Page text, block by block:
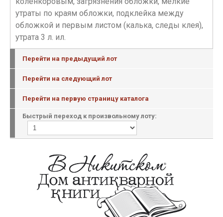
утраты по краям обложки, подклейка между
обложкой и первым листом (калька, следы клея),
утрата 3 л. ил.
Перейти на предыдущий лот
Перейти на следующий лот
Перейти на первую страницу каталога
Быстрый переход к произвольному лоту: